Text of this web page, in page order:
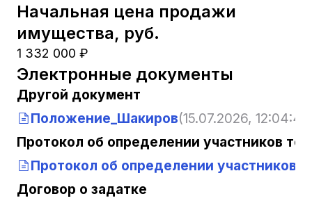
Начальная цена продажи
имущества, руб.
1 332 000 ₽
Электронные документы
Другой документ
Положение_Шакиров(15.07.2026,
Протокол об определении участников
Протокол об определении участников
Договор о задатке